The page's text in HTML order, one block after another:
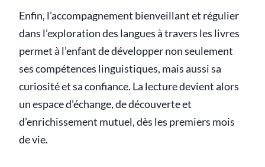
Enfin, l’accompagnement bienveillant et régulier
dans l’exploration des langues à travers les livres
permet à l’enfant de développer non seulement
ses compétences linguistiques, mais aussi sa
curiosité et sa confiance. La lecture devient alors
un espace d’échange, de découverte et
d’enrichissement mutuel, dès les premiers mois
de vie.